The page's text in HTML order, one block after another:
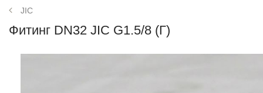
JIC
Фитинг DN32 JIC G1.5/8 (Г)